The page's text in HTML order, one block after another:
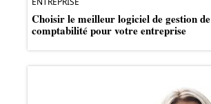
Choisir le meilleur logiciel de gestion de
comptabilité pour votre entreprise